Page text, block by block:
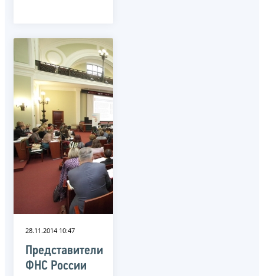
28.11.2014 10:47
Представители
ФНС России